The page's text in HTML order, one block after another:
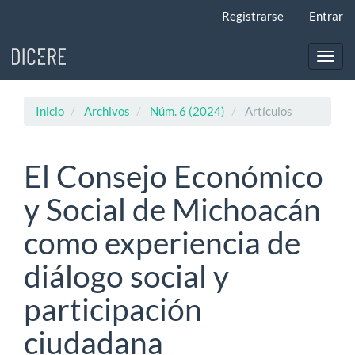
principal
Registrarse Entrar
Inicio Archivos Núm. 6 (2024) Artículos
El Consejo Económico
y Social de Michoacán
como experiencia de
diálogo social y
participación
ciudadana